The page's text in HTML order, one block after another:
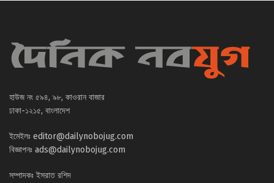
হাউজ নং ৫৯৪, ৯৮, কাওরান বাজার
ঢাকা-১২১৫, বাংলাদেশ
ইমেইলঃ editor@dailynobojug.com
বিজ্ঞাপনঃ ads@dailynobojug.com
সম্পাদকঃ ইসরাত রশিদ